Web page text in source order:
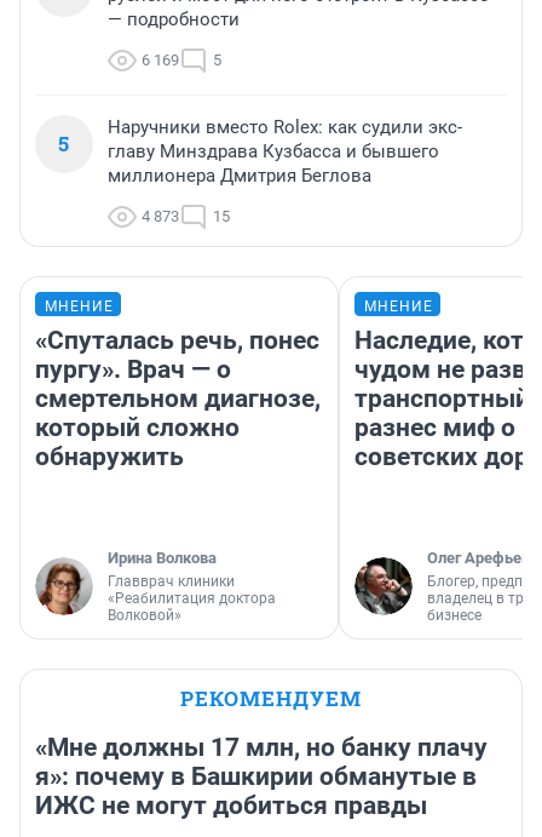
— подробности
6 169 5
5
Наручники вместо Rolex: как судили экс-
главу Минздрава Кузбасса и бывшего
миллионера Дмитрия Беглова
4 873 15
МНЕНИЕ
«Спуталась речь, понес
пургу». Врач — о
смертельном диагнозе,
который сложно
обнаружить
Ирина Волкова
Главврач клиники
«Реабилитация доктора
Волковой»
МНЕНИЕ
Наследие,
чудом не
транспортный
разнес миф о
советских
Олег Арефьев
Блогер,
владелец в
бизнесе
РЕКОМЕНДУЕМ
«Мне должны 17 млн, но банку плачу
я»: почему в Башкирии обманутые в
ИЖС не могут добиться правды